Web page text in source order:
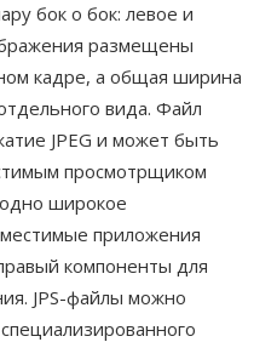
бок о бок: левое и
размещены
кадре, а общая ширина
вида. Файл
JPEG и может быть
просмотрщиком
широкое
приложения
компоненты для
JPS-файлы можно